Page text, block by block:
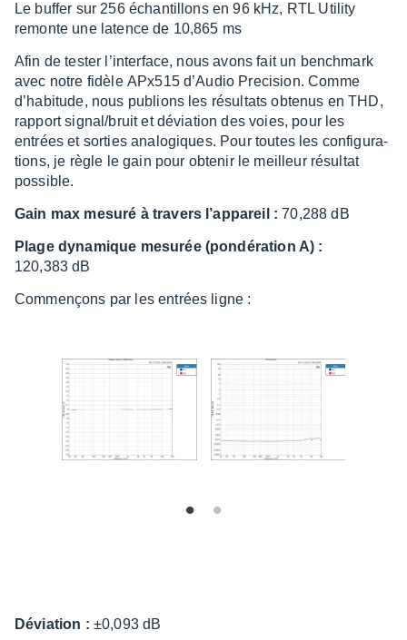
Le buffer sur 256 échan­­tillons en 96 kHz, RTL Utility
remonte une latence de 10,865 ms
Afin de tester l’in­ter­face, nous avons fait un bench­mark
avec notre fidèle APx515 d’Au­dio Preci­sion. Comme
d’ha­bi­tude, nous publions les résul­tats obte­nus en THD,
rapport signal/bruit et dévia­tion des voies, pour les
entrées et sorties analo­giques. Pour toutes les confi­gu­ra­
tions, je règle le gain pour obte­nir le meilleur résul­tat
possible.
Gain max mesuré à travers l’ap­pa­reil : 70,288 dB
Plage dyna­mique mesu­rée (pondé­ra­tion A) :
120,383 dB
Commençons par les entrées ligne :
Dévia­tion : ±0,093 dB